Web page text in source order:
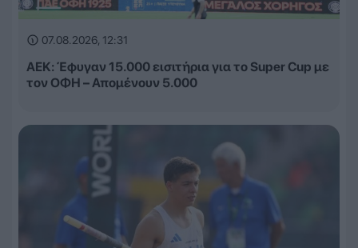
07.08.2026, 12:31
ΑΕΚ: Έφυγαν 15.000 εισιτήρια για το Super Cup με
τον ΟΦΗ – Απομένουν 5.000